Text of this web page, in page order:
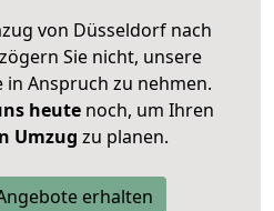
von Düsseldorf nach
Sie nicht, unsere
Anspruch zu nehmen.
heutenoch, um Ihren
Umzug zu planen.
erhalten